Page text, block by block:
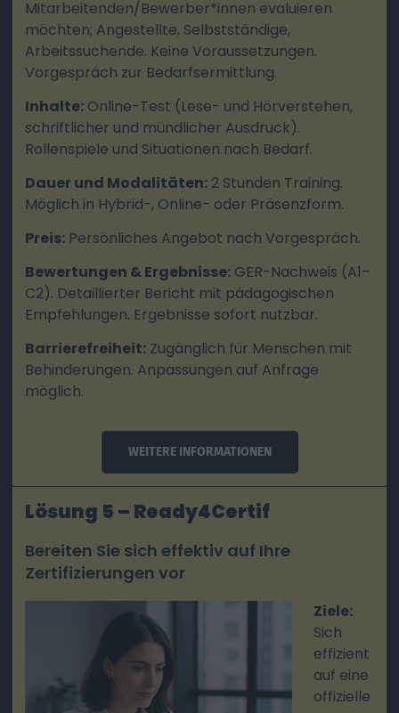
Mitarbeitenden/Bewerber*innen evaluieren
möchten; Angestellte, Selbstständige,
Arbeitssuchende. Keine Voraussetzungen.
Vorgespräch zur Bedarfsermittlung.
Inhalte: Online-Test (Lese- und Hörverstehen,
schriftlicher und mündlicher Ausdruck).
Rollenspiele und Situationen nach Bedarf.
Dauer und Modalitäten: 2 Stunden Training.
Möglich in Hybrid-, Online- oder Präsenzform.
Preis: Persönliches Angebot nach Vorgespräch.
Bewertungen & Ergebnisse: GER-Nachweis (A1–
C2). Detaillierter Bericht mit pädagogischen
Empfehlungen. Ergebnisse sofort nutzbar.
Barrierefreiheit: Zugänglich für Menschen mit
Behinderungen. Anpassungen auf Anfrage
möglich.
WEITERE INFORMATIONEN
Lösung 5 – Ready4Certif
Bereiten Sie sich effektiv auf Ihre
Zertifizierungen vor
Ziele:
Sich
effizient
auf eine
offizielle